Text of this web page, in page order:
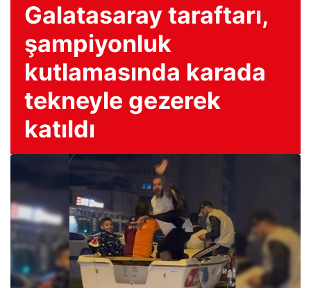
Galatasaray taraftarı,
şampiyonluk
kutlamasında karada
tekneyle gezerek
katıldı